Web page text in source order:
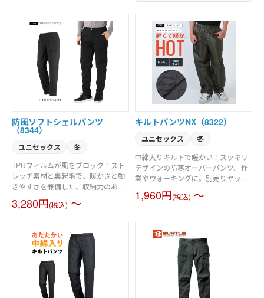
応。素材／マイクロソフトシェル
耐水圧10,000mm
防風ソフトシェルパンツ
（8344）
ユニセックス 冬
TPUフィルムが風をブロック！スト
レッチ素材と裏起毛で、暖かさと動
きやすさを兼備した、収納力のある
3,280円(税込) ～
キルトパンツNX（8322）
ユニセックス 冬
中綿入りキルトで暖かい！スッキリ
デザインの防寒オーバーパンツ。作
業やウォーキングに。別売りヤッケ
1,960円(税込) ～